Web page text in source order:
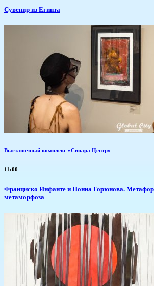
Сувенир из Египта
Выставочный комплекс «Синара Центр»
11:00
Франциско Инфанте и Нонна Горюнова.
метаморфоза